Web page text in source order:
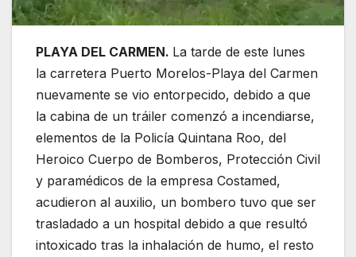
PLAYA DEL CARMEN. La tarde de este lunes
la carretera Puerto Morelos-Playa del Carmen
nuevamente se vio entorpecido, debido a que
la cabina de un tráiler comenzó a incendiarse,
elementos de la Policía Quintana Roo, del
Heroico Cuerpo de Bomberos, Protección Civil
y paramédicos de la empresa Costamed,
acudieron al auxilio, un bombero tuvo que ser
trasladado a un hospital debido a que resultó
intoxicado tras la inhalación de humo, el resto